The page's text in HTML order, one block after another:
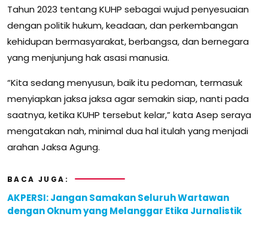
Tahun 2023 tentang KUHP sebagai wujud penyesuaian
dengan politik hukum, keadaan, dan perkembangan
kehidupan bermasyarakat, berbangsa, dan bernegara
yang menjunjung hak asasi manusia.
“Kita sedang menyusun, baik itu pedoman, termasuk
menyiapkan jaksa jaksa agar semakin siap, nanti pada
saatnya, ketika KUHP tersebut kelar,” kata Asep seraya
mengatakan nah, minimal dua hal itulah yang menjadi
arahan Jaksa Agung.
BACA JUGA:
AKPERSI: Jangan Samakan Seluruh Wartawan
dengan Oknum yang Melanggar Etika Jurnalistik